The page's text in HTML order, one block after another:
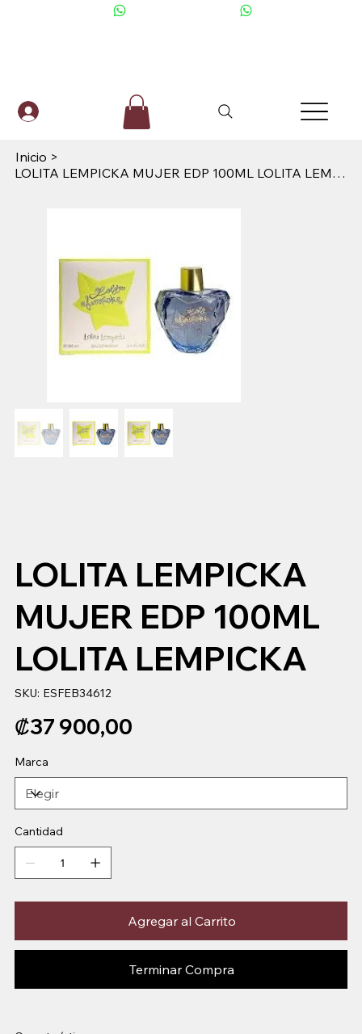
Inicio >
LOLITA LEMPICKA MUJER EDP 100ML LOLITA LEMPICKA
LOLITA LEMPICKA
MUJER EDP 100ML
LOLITA LEMPICKA
SKU: SKU
ESFEB34612
ESFEB34612
Precio
₡37 900,00
Marca
Cantidad
Agregar al Carrito
Terminar Compra